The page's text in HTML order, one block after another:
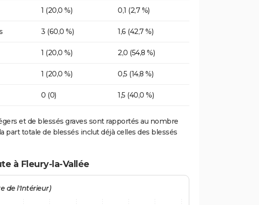
1 (20,0 %) 0,1 (2,7 %)
3 (60,0 %) 1,6 (42,7 %)
1 (20,0 %) 2,0 (54,8 %)
1 (20,0 %) 0,5 (14,8 %)
0 (0) 1,5 (40,0 %)
et de blessés graves sont rapportés au nombre
part totale de blessés inclut déjà celles des blessés
à Fleury-la-Vallée
de l'Intérieur)